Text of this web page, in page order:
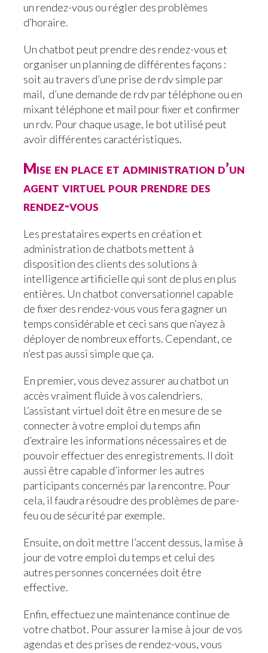
un rendez-vous ou régler des problèmes
d’horaire.
Un chatbot peut prendre des rendez-vous et
organiser un planning de différentes façons :
soit au travers d’une prise de rdv simple par
mail, d’une demande de rdv par téléphone ou en
mixant téléphone et mail pour fixer et confirmer
un rdv. Pour chaque usage, le bot utilisé peut
avoir différentes caractéristiques.
Mise en place et administration d’un
agent virtuel pour prendre des
rendez-vous
Les prestataires experts en création et
administration de chatbots mettent à
disposition des clients des solutions à
intelligence artificielle qui sont de plus en plus
entières. Un chatbot conversationnel capable
de fixer des rendez-vous vous fera gagner un
temps considérable et ceci sans que n’ayez à
déployer de nombreux efforts. Cependant, ce
n’est pas aussi simple que ça.
En premier, vous devez assurer au chatbot un
accès vraiment fluide à vos calendriers.
L’assistant virtuel doit être en mesure de se
connecter à votre emploi du temps afin
d’extraire les informations nécessaires et de
pouvoir effectuer des enregistrements. Il doit
aussi être capable d’informer les autres
participants concernés par la rencontre. Pour
cela, il faudra résoudre des problèmes de pare-
feu ou de sécurité par exemple.
Ensuite, on doit mettre l’accent dessus, la mise à
jour de votre emploi du temps et celui des
autres personnes concernées doit être
effective.
Enfin, effectuez une maintenance continue de
votre chatbot. Pour assurer la mise à jour de vos
agendas et des prises de rendez-vous, vous